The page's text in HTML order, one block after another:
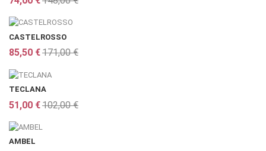
CASTELROSSO
85,50 €171,00 €
TECLANA
51,00 €102,00 €
AMBEL